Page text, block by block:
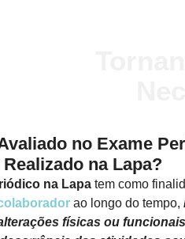
no Exame
Realizado na Lapa?
na Lapatem como
ao longo do tempo,
físicas ou